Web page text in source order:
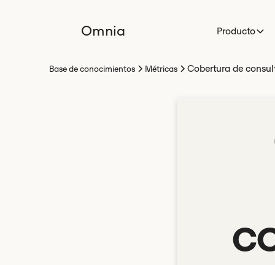
Omnia Producto
Base de conocimientos Métricas Cobertura de